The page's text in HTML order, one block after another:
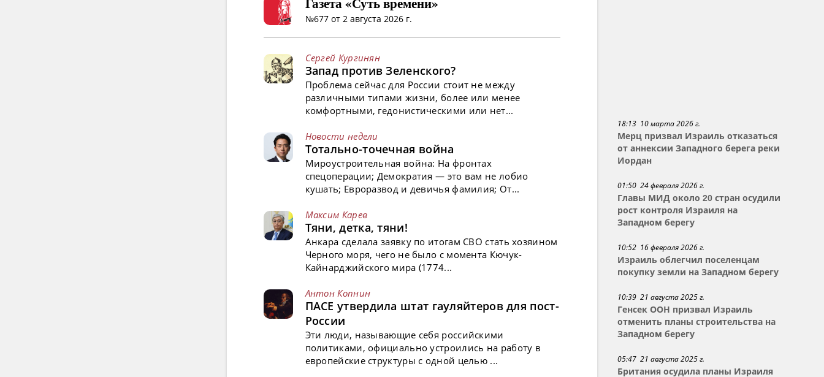
18:13 10 марта 2026 г.
Мерц призвал Израиль отказаться
от аннексии Западного берега реки
Иордан
01:50 24 февраля 2026 г.
Главы МИД около 20 стран осудили
рост контроля Израиля на
Западном берегу
10:52 16 февраля 2026 г.
Израиль облегчил поселенцам
покупку земли на Западном берегу
10:39 21 августа 2025 г.
Генсек ООН призвал Израиль
отменить планы строительства на
Западном берегу
05:47 21 августа 2025 г.
Британия осудила планы Израиля
№677 от 2 августа 2026 г.
Сергей Кургинян
Запад против Зеленского?
Проблема сейчас для России стоит не между
различными типами жизни, более или менее
комфортными, гедонистическими или нет...
Новости недели
Тотально-точечная война
Мироустроительная война: На фронтах
спецоперации; Демократия — это вам не лобио
кушать; Евроразвод и девичья фамилия; От...
Максим Карев
Тяни, детка, тяни!
Анкара сделала заявку по итогам СВО стать хозяином
Черного моря, чего не было с момента Кючук-
Кайнарджийского мира (1774...
Антон Копнин
ПАСЕ утвердила штат гауляйтеров для пост-
России
Эти люди, называющие себя российскими
политиками, официально устроились на работу в
европейские структуры с одной целью ...